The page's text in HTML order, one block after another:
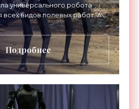
универсального робота
всех видов полевых работ. А в
– для спасательных миссий с
на работу в зонах
Подробнее